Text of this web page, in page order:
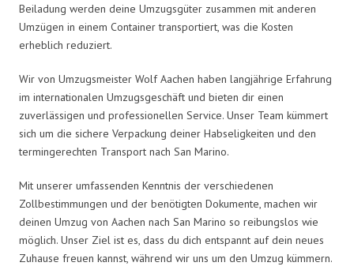
Beiladung werden deine Umzugsgüter zusammen mit anderen
Umzügen in einem Container transportiert, was die Kosten
erheblich reduziert.
Wir von Umzugsmeister Wolf Aachen haben langjährige Erfahrung
im internationalen Umzugsgeschäft und bieten dir einen
zuverlässigen und professionellen Service. Unser Team kümmert
sich um die sichere Verpackung deiner Habseligkeiten und den
termingerechten Transport nach San Marino.
Mit unserer umfassenden Kenntnis der verschiedenen
Zollbestimmungen und der benötigten Dokumente, machen wir
deinen Umzug von Aachen nach San Marino so reibungslos wie
möglich. Unser Ziel ist es, dass du dich entspannt auf dein neues
Zuhause freuen kannst, während wir uns um den Umzug kümmern.